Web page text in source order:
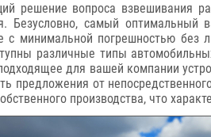
решение вопроса
Безусловно, самый
минимальной погрешностью без
различные типы
для вашей компании
предложения от
производства, что